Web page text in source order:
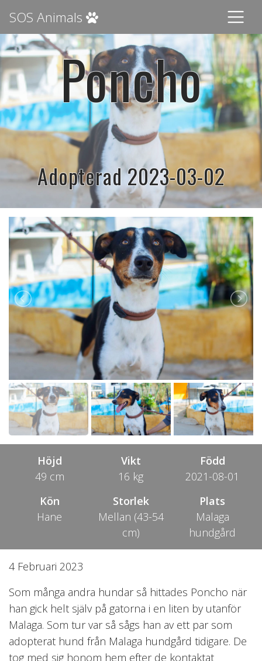
SOS Animals
Poncho
Adopterad 2023-03-02
Höjd
49 cm
Vikt
16 kg
Född
2021-08-01
Kön
Hane
Storlek
Mellan (43-54
cm)
Plats
Malaga
hundgård
4 Februari 2023
Som många andra hundar så hittades Poncho när
han gick helt själv på gatorna i en liten by utanför
Malaga. Som tur var så sågs han av ett par som
adopterat hund från Malaga hundgård tidigare. De
tog med sig honom hem efter de kontaktat